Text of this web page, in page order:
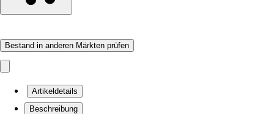
Bestand in anderen Märkten prüfen
Artikeldetails
Beschreibung